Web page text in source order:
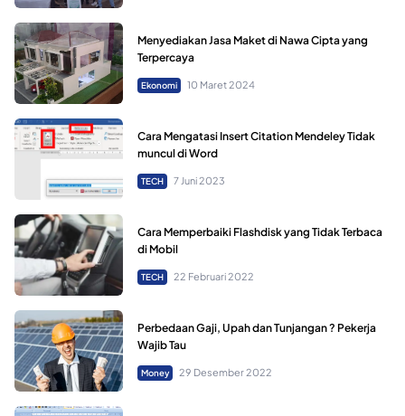
Menyediakan Jasa Maket di Nawa Cipta yang
Terpercaya
Ekonomi 10 Maret 2024
Cara Mengatasi Insert Citation Mendeley Tidak
muncul di Word
TECH 7 Juni 2023
Cara Memperbaiki Flashdisk yang Tidak Terbaca
di Mobil
TECH 22 Februari 2022
Perbedaan Gaji, Upah dan Tunjangan ? Pekerja
Wajib Tau
Money 29 Desember 2022